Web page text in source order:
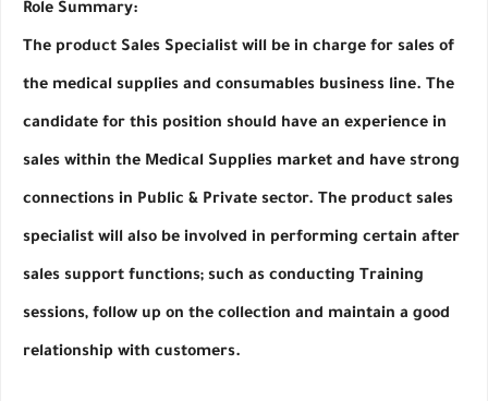
Role Summary:
The product Sales Specialist will be in charge for sales of
the medical supplies and consumables business line. The
candidate for this position should have an experience in
sales within the Medical Supplies market and have strong
connections in Public & Private sector. The product sales
specialist will also be involved in performing certain after
sales support functions; such as conducting Training
sessions, follow up on the collection and maintain a good
relationship with customers.